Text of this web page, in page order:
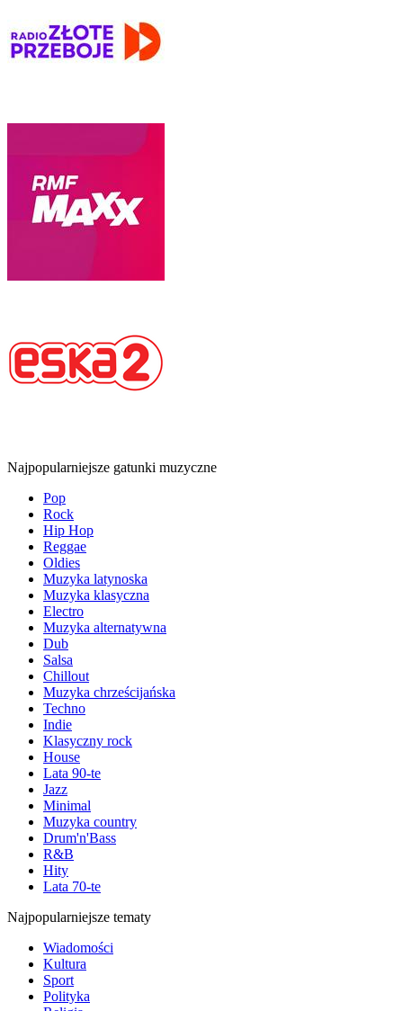
Najpopularniejsze gatunki muzyczne
Pop
Rock
Hip Hop
Reggae
Oldies
Muzyka latynoska
Muzyka klasyczna
Electro
Muzyka alternatywna
Dub
Salsa
Chillout
Muzyka chrześcijańska
Techno
Indie
Klasyczny rock
House
Lata 90-te
Jazz
Minimal
Muzyka country
Drum'n'Bass
R&B
Hity
Lata 70-te
Najpopularniejsze tematy
Wiadomości
Kultura
Sport
Polityka